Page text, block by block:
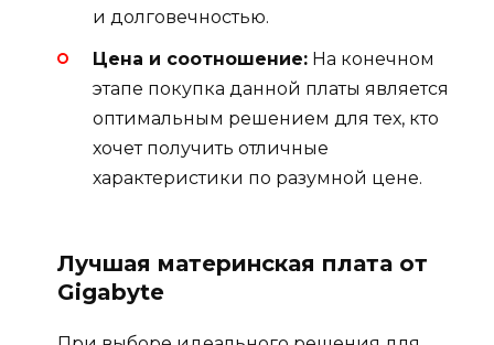
и долговечностью.
Цена и соотношение: На конечном
этапе покупка данной платы является
оптимальным решением для тех, кто
хочет получить отличные
характеристики по разумной цене.
Лучшая материнская плата от
Gigabyte